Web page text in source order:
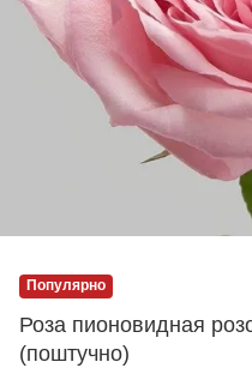
Популярно
Роза пионовидная
(поштучно)